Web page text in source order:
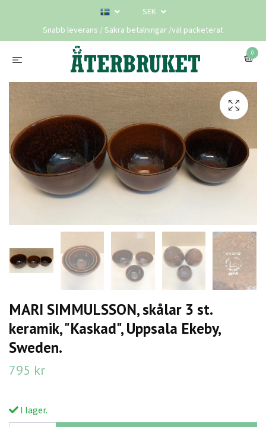
SEK
Snabb leverans / Säkra betalningar /väl packeterat
0
MARI SIMMULSSON, skålar 3 st.
keramik, "Kaskad", Uppsala Ekeby,
Sweden.
795 kr
I lager.